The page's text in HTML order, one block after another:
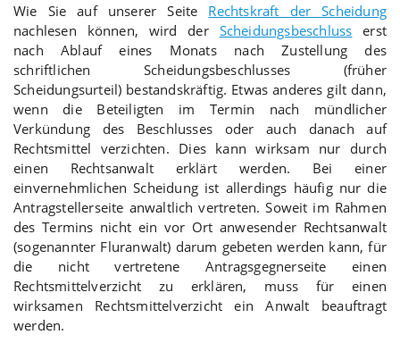
Wie Sie auf unserer Seite Rechtskraft der Scheidung
nachlesen können, wird der Scheidungsbeschluss erst
nach Ablauf eines Monats nach Zustellung des
schriftlichen Scheidungsbeschlusses (früher
Scheidungsurteil) bestandskräftig. Etwas anderes gilt dann,
wenn die Beteiligten im Termin nach mündlicher
Verkündung des Beschlusses oder auch danach auf
Rechtsmittel verzichten. Dies kann wirksam nur durch
einen Rechtsanwalt erklärt werden. Bei einer
einvernehmlichen Scheidung ist allerdings häufig nur die
Antragstellerseite anwaltlich vertreten. Soweit im Rahmen
des Termins nicht ein vor Ort anwesender Rechtsanwalt
(sogenannter Fluranwalt) darum gebeten werden kann, für
die nicht vertretene Antragsgegnerseite einen
Rechtsmittelverzicht zu erklären, muss für einen
wirksamen Rechtsmittelverzicht ein Anwalt beauftragt
werden.